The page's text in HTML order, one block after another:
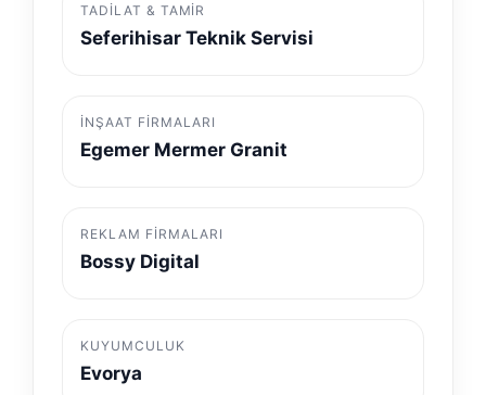
TADILAT & TAMIR
Seferihisar Teknik Servisi
İNŞAAT FIRMALARI
Egemer Mermer Granit
REKLAM FIRMALARI
Bossy Digital
KUYUMCULUK
Evorya